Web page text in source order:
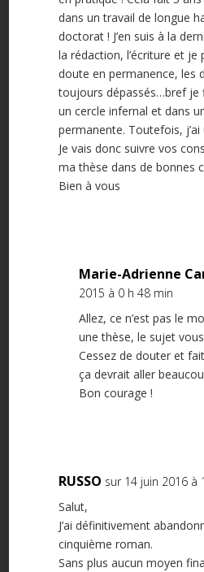
dans un travail de longue
doctorat ! J’en suis à la
la rédaction, l’écriture et
doute en permanence, les
toujours dépassés…bref je
un cercle infernal et dans
permanente. Toutefois,
Je vais donc suivre vos
ma thèse dans de bonnes
Bien à vous
Marie-Adrienne
2015 à 0 h 48 min
Allez, ce n’est pas le
une thèse, le sujet
Cessez de douter et
ça devrait aller
Bon courage !
RUSSO sur 14 juin 2016 à
Salut,
J’ai définitivement
cinquième roman.
Sans plus aucun moyen